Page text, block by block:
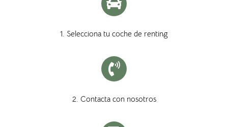
1. Selecciona tu coche de renting
2. Contacta con nosotros